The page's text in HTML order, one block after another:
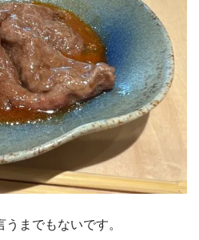
までもないです。